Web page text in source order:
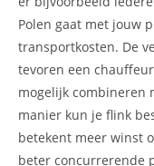
Polen gaat met jouw
transportkosten. De
tevoren een
mogelijk combineren
manier kun je flink
betekent meer winst
beter concurrerende